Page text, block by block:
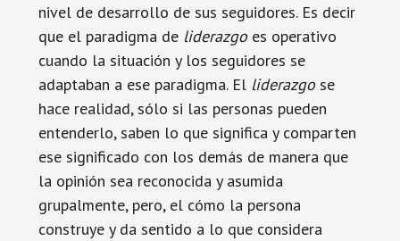
nivel de desarrollo de sus seguidores. Es decir
que el paradigma de liderazgoes operativo
cuando la situación y los seguidores se
adaptaban a ese paradigma. El liderazgose
hace realidad, sólo si las personas pueden
entenderlo, saben lo que significa y comparten
ese significado con los demás de manera que
la opinión sea reconocida y asumida
grupalmente, pero, el cómo la persona
construye y da sentido a lo que considera